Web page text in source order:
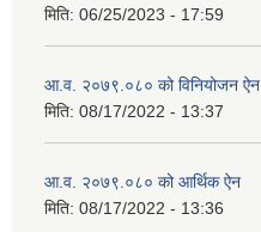
मिति: 06/25/2023 - 17:59
आ.व. २०७९.०८० को विनियोजन ऐन
मिति: 08/17/2022 - 13:37
आ.व. २०७९.०८० को आर्थिक ऐन
मिति: 08/17/2022 - 13:36